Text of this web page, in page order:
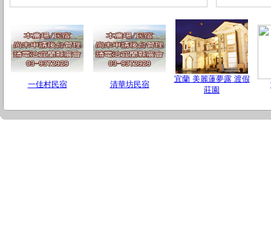
一佳村民宿 清華坊民宿
宜蘭 美麗蓮夢露 渡假
莊園